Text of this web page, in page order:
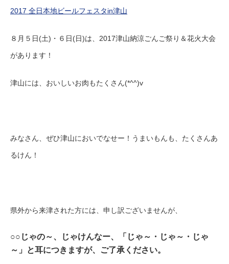
2017 全日本地ビールフェスタin津山
８月５日(土)・６日(日)は、2017津山納涼ごんご祭り＆花火大会
があります！
津山には、おいしいお肉もたくさん(*^^)v
みなさん、ぜひ津山においでなせー！うまいもんも、たくさんあ
るけん！
県外から来津された方には、申し訳ございませんが、
○○じゃの～、じゃけんなー、「じゃ～・じゃ～・じゃ
～」と耳につきますが、ご了承ください。